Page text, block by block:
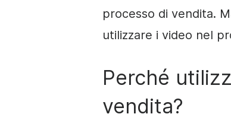
processo di vendita.
utilizzare i video nel
Perché
vendita?